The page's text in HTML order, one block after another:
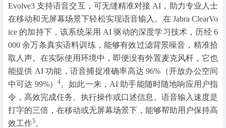
Evolve3 支持语音交互，可无缝精准对接 AI，助力专业人士
在移动和无屏幕场景下轻松实现语音输入。在 Jabra ClearVo
ice 的加持下，该系统采用 AI 驱动的深度学习技术，历经 6
000 余万条真实语料训练，能够有效过滤背景噪音，精准拾
取人声。在实际使用环境中，即便没有外置麦克风杆，它也
能提供 AI 功能，语音捕捉准确率高达 96%（开放办公空间
中可达 99%）
4。如此一来，AI 助手能随时随地响应用户指
令，高效完成任务、执行操作或口述信息。语音输入速度是
打字的三倍，在移动或无屏幕场景下，能够帮助用户保持高
效工作5。